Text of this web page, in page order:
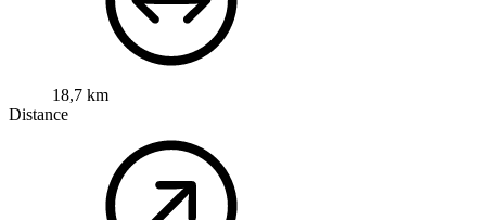
18,7 km
Distance